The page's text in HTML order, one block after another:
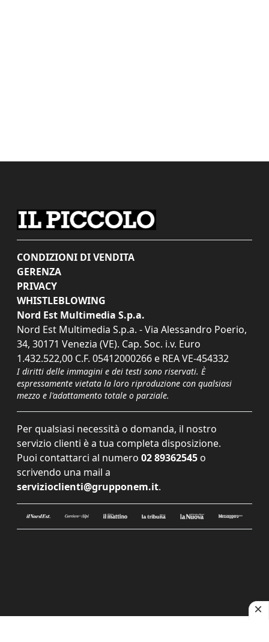
CONDIZIONI DI VENDITA
GERENZA
PRIVACY
WHISTLEBLOWING
Nord Est Multimedia S.p.a.
Nord Est Multimedia S.p.a. - Via Alessandro Poerio,
34, 30171 Venezia (VE). Cap. Soc. i.v. Euro
1.432.522,00 C.F. 05412000266 e REA VE-454332
I diritti delle immagini e dei testi sono riservati. È
espressamente vietata la loro riproduzione con qualsiasi
mezzo e l'adattamento totale o parziale.
Per qualsiasi necessità o domanda, il nostro
servizio clienti è a tua completa disposizione.
Puoi contattarci al numero 02 89362545 o
scrivendo una mail a
servizioclienti@grupponem.it.